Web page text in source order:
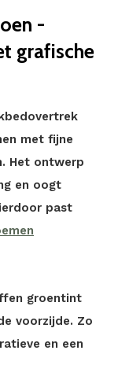
-
grafische
met fijne
Het ontwerp
en oogt
past
groentint
voorzijde. Zo
en een